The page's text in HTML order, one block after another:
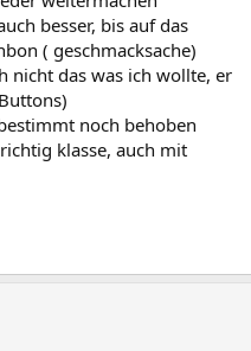
besser, bis auf das
( geschmacksache)
nicht das was ich wollte, er
noch behoben
klasse, auch mit